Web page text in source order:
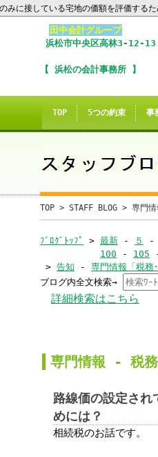
みに接している宅地の価額を評価するた
※
当サイトの
田中会計グループ
浜松市中央区高林3-12-13
【 浜松の会計事務所 】
TOP 5つの約束 事
TOP > STAFF BLOG > 専門
ﾌﾞﾛｸﾞﾄｯﾌﾟ > 最新 - ５ -
100 - 105
> 告知 - 専門情報「税務
ブログ内全文検索→
詳細検索はこちら
専門情報 - 税務
路線価の設定され
めには？
相続税のお話です。